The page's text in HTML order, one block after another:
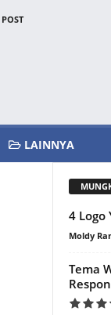
LAINNYA
4 Logo
Moldy
Tema